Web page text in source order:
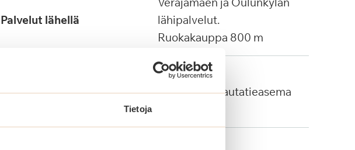
Tietoja
Palvelut lähellä
lähipalvelut.
Ruokakauppa 800 m
Julkinen liikenne
Bussi: 65
Oulunkylän rautatieasema